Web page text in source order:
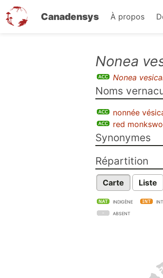
Canadensys À propos
Nonea
Nonea
Noms
nonnée
red
Synonymes
Répartition
Carte Liste
INDIGÈNE
ABSENT